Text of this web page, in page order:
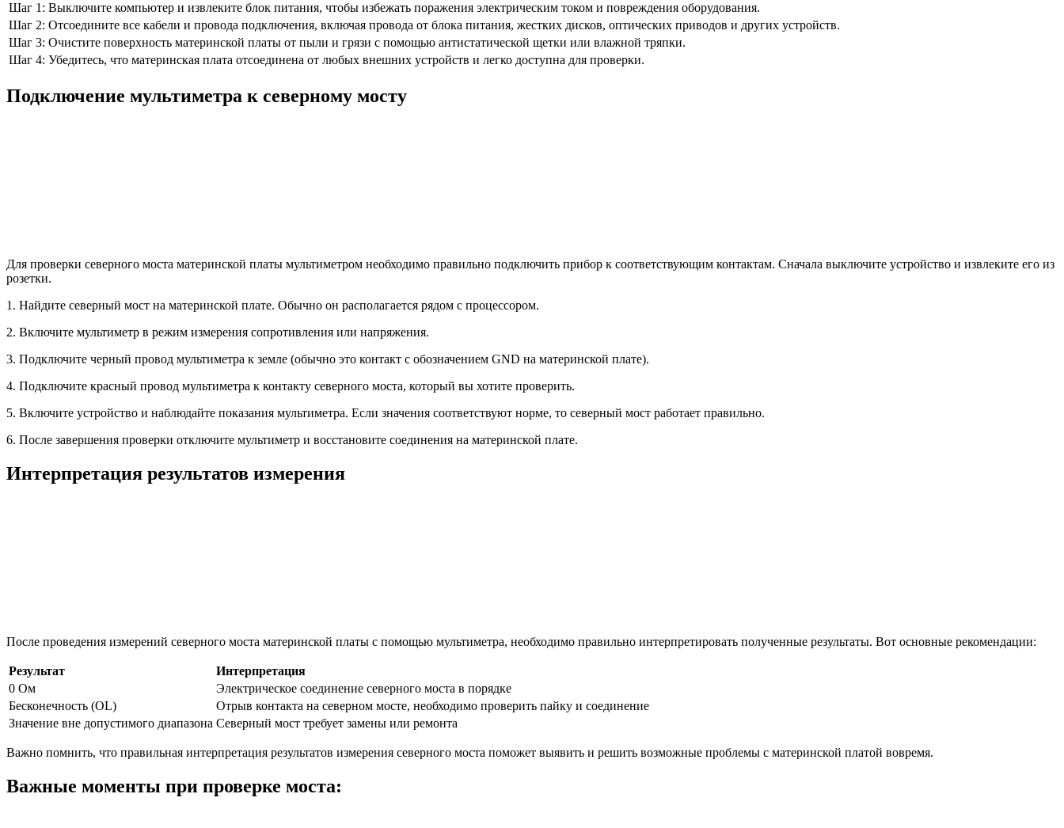
Шаг 1: Выключите компьютер и извлеките блок питания, чтобы избежать поражения электрическим током и повреждения оборудования.
Шаг 2: Отсоедините все кабели и провода подключения, включая провода от блока питания, жестких дисков, оптических приводов и других устройств.
Шаг 3: Очистите поверхность материнской платы от пыли и грязи с помощью антистатической щетки или влажной тряпки.
Шаг 4: Убедитесь, что материнская плата отсоединена от любых внешних устройств и легко доступна для проверки.
Подключение мультиметра к северному мосту
Для проверки северного моста материнской платы мультиметром необходимо правильно подключить прибор к соответствующим контактам. Сначала выключите устройство и извлеките его из
розетки.
1. Найдите северный мост на материнской плате. Обычно он располагается рядом с процессором.
2. Включите мультиметр в режим измерения сопротивления или напряжения.
3. Подключите черный провод мультиметра к земле (обычно это контакт с обозначением GND на материнской плате).
4. Подключите красный провод мультиметра к контакту северного моста, который вы хотите проверить.
5. Включите устройство и наблюдайте показания мультиметра. Если значения соответствуют норме, то северный мост работает правильно.
6. После завершения проверки отключите мультиметр и восстановите соединения на материнской плате.
Интерпретация результатов измерения
После проведения измерений северного моста материнской платы с помощью мультиметра, необходимо правильно интерпретировать полученные результаты. Вот основные рекомендации:
Результат
Интерпретация
0 Ом
Электрическое соединение северного моста в порядке
Бесконечность (OL)
Отрыв контакта на северном мосте, необходимо проверить пайку и соединение
Значение вне допустимого диапазона Северный мост требует замены или ремонта
Важно помнить, что правильная интерпретация результатов измерения северного моста поможет выявить и решить возможные проблемы с материнской платой вовремя.
Важные моменты при проверке моста: